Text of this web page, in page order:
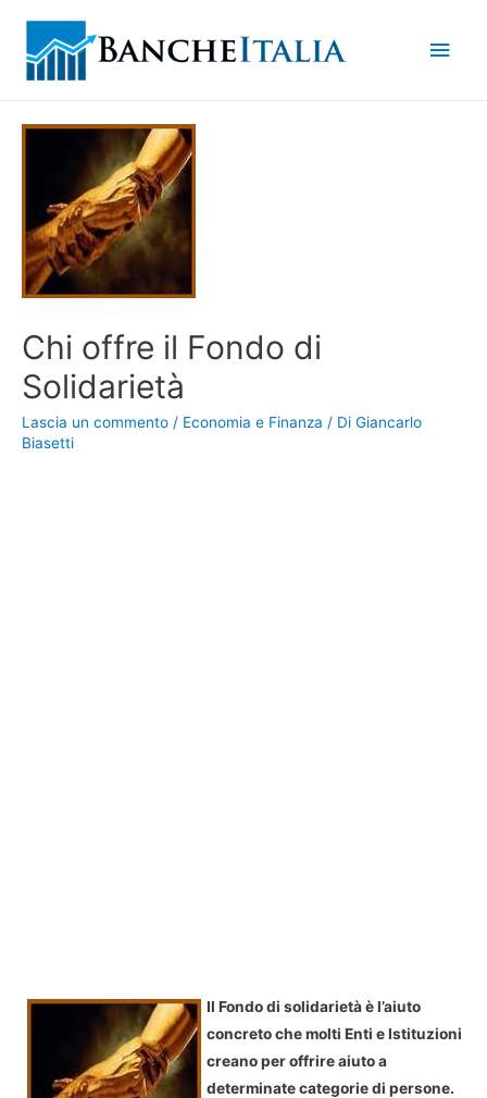
Chi offre il Fondo di
Solidarietà
Lascia un commento / Economia e Finanza / Di Giancarlo
Biasetti
Il Fondo di solidarietà è l’aiuto
concreto che molti Enti e Istituzioni
creano per offrire aiuto a
determinate categorie di persone.